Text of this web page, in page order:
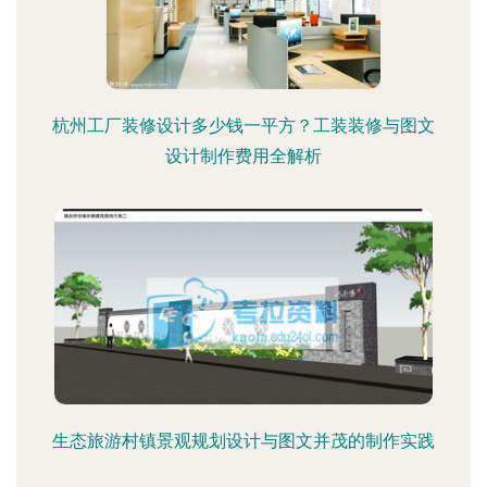
杭州工厂装修设计多少钱一平方？工装装修与图文
设计制作费用全解析
生态旅游村镇景观规划设计与图文并茂的制作实践